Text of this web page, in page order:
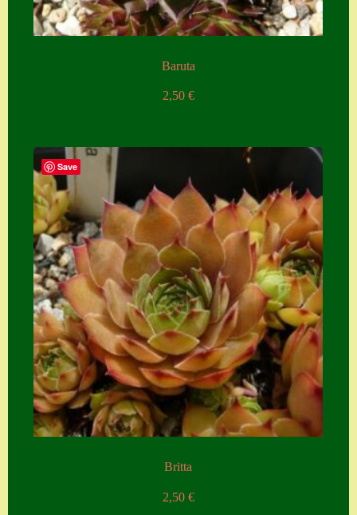
Warenkorb
Versandinfos
Zubehör
Zubehör
Baruta
2,50 €
Save
Britta
2,50 €